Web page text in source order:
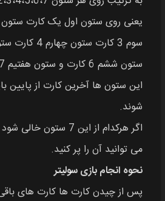
این ستون ها آخرین کارت از پایین
شوند.
اگر هرکدام از این 7
می توانید آن را پر کنید.
نحوه انجام بازی سولیتر
پس از چیدن کارت ها کارت های باقی